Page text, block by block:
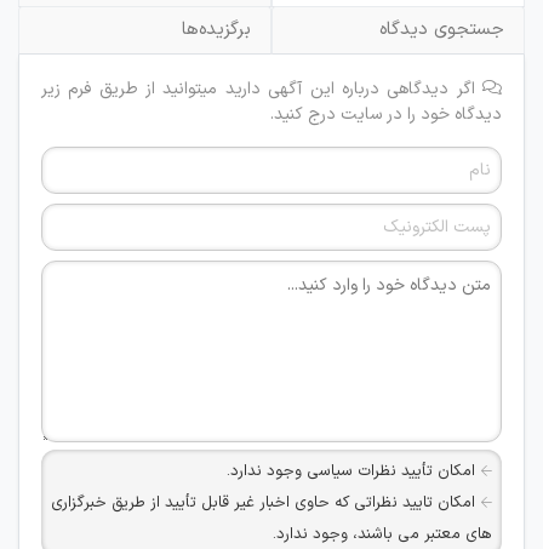
جستجوی دیدگاه
برگزیده‌ها
اگر دیدگاهی درباره این آگهی دارید میتوانید از طریق فرم زیر
دیدگاه خود را در سایت درج کنید.
امکان تأیید نظرات سیاسی وجود ندارد.
امکان تایید نظراتی که حاوی اخبار غیر قابل تأیید از طریق خبرگزاری
های معتبر می باشند، وجود ندارد.